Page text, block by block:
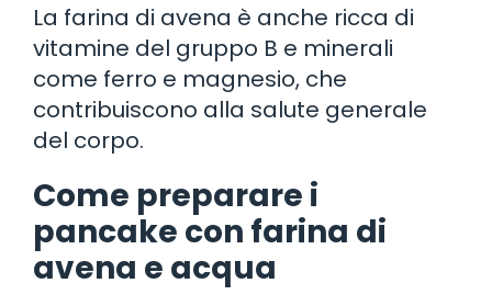
La farina di avena è anche ricca di
vitamine del gruppo B e minerali
come ferro e magnesio, che
contribuiscono alla salute generale
del corpo.
Come preparare i
pancake con farina di
avena e acqua